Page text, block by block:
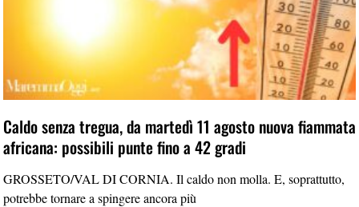
Caldo senza tregua, da martedì 11 agosto nuova fiammata
africana: possibili punte fino a 42 gradi
GROSSETO/VAL DI CORNIA. Il caldo non molla. E, soprattutto,
potrebbe tornare a spingere ancora più